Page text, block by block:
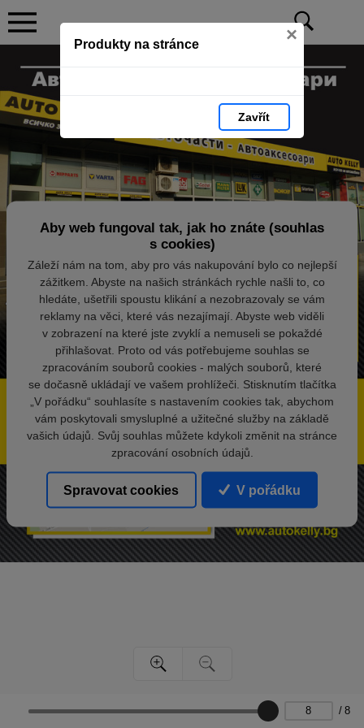
Produkty na stránce ×
Zavřít
/ 8
Aby web fungoval tak, jak ho znáte (souhlas
s cookies)
Záleží nám na tom, aby pro vás nakupování bylo co nejlepší
zážitkem. Abyste na našich stránkách rychle našli to, co
hledáte, ušetřili spoustu klikání a nezobrazovaly se vám
reklamy na věci, které vás nezajímají. Abyste web viděli
v zobrazení na které jste zvyklí a nemuseli se pokaždé
přihlašovat. Proto od vás potřebujeme souhlas se
zpracováním souborů cookies - malých souborů, které
se dočasně ukládají ve vašem prohlížeči. Stisknutím tlačítka
„V pořádku“ souhlasíte s nastavením cookies tak, abychom
vám poskytovali smysluplné a užitečné služby na základě
vašich údajů. Svůj souhlas můžete kdykoli změnit na stránce
zpracování osobních údajů.
Spravovat cookies V pořádku